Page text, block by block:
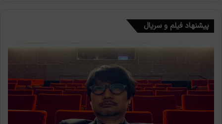
پیشنهاد فیلم و سریال